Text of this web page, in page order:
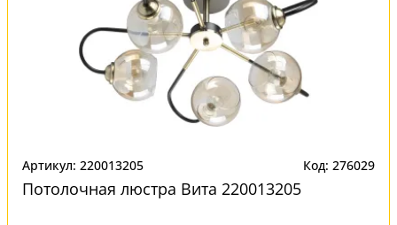
Артикул: 220013205 Код: 276029
Потолочная люстра Вита 220013205